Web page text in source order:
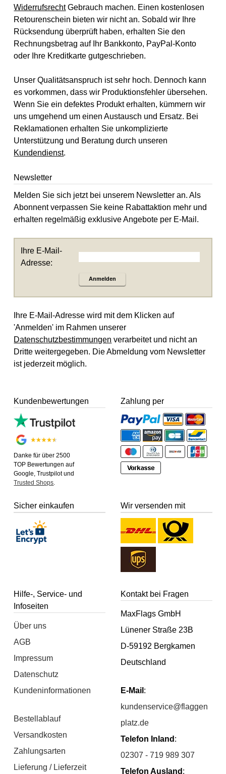
WiderrufsrechtGebrauch machen. Einen kostenlosen
Retourenschein bieten wir nicht an. Sobald wir Ihre
Rücksendung überprüft haben, erhalten Sie den
Rechnungsbetrag auf Ihr Bankkonto, PayPal-Konto
oder Ihre Kreditkarte gutgeschrieben.
Unser Qualitätsanspruch ist sehr hoch. Dennoch kann
es vorkommen, dass wir Produktionsfehler übersehen.
Wenn Sie ein defektes Produkt erhalten, kümmern wir
uns umgehend um einen Austausch und Ersatz. Bei
Reklamationen erhalten Sie unkomplizierte
Unterstützung und Beratung durch unseren
Kundendienst.
Newsletter
Melden Sie sich jetzt bei unserem Newsletter an. Als
Abonnent verpassen Sie keine Rabattaktion mehr und
erhalten regelmäßig exklusive Angebote per E-Mail.
Ihre E-Mail-
Adresse:
Anmelden
Ihre E-Mail-Adresse wird mit dem Klicken auf
'Anmelden' im Rahmen unserer
Datenschutzbestimmungen verarbeitet und nicht an
Dritte weitergegeben. Die Abmeldung vom Newsletter
ist jederzeit möglich.
Kundenbewertungen
Danke für über 2500
TOP Bewertungen auf
Google, Trustpilot und
Trusted Shops.
Zahlung per
Sicher einkaufen Wir versenden mit
Hilfe-, Service- und
Infoseiten
Über uns
AGB
Impressum
Datenschutz
Kundeninformationen
Bestellablauf
Versandkosten
Zahlungsarten
Lieferung / Lieferzeit
Kontakt bei Fragen
MaxFlags GmbH
Lünener Straße 23B
D-59192 Bergkamen
Deutschland
E-Mail :
kundenservice@flaggen
platz.de
Telefon Inland :
02307 - 719 989 307
Telefon Ausland :